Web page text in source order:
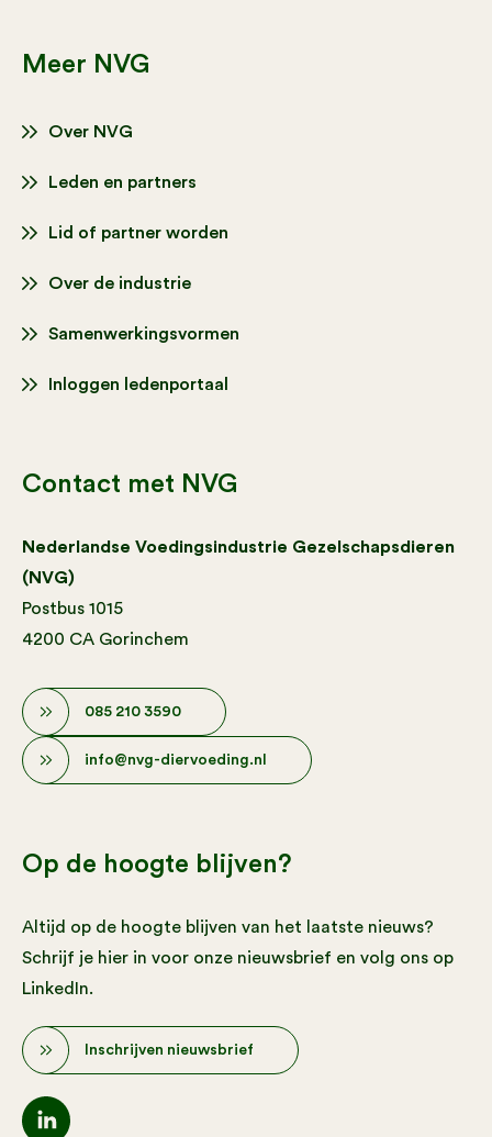
Meer NVG
Over NVG
Leden en partners
Lid of partner worden
Over de industrie
Samenwerkingsvormen
Inloggen ledenportaal
Contact met NVG
Nederlandse Voedingsindustrie Gezelschapsdieren
(NVG)
Postbus 1015
4200 CA Gorinchem
085 210 3590
info@nvg-diervoeding.nl
Op de hoogte blijven?
Altijd op de hoogte blijven van het laatste nieuws?
Schrijf je hier in voor onze nieuwsbrief en volg ons op
LinkedIn.
Inschrijven nieuwsbrief